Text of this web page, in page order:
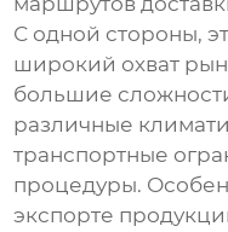
С одной стороны,
широкий охват
большие
различные
транспортные
процедуры.
экспорте